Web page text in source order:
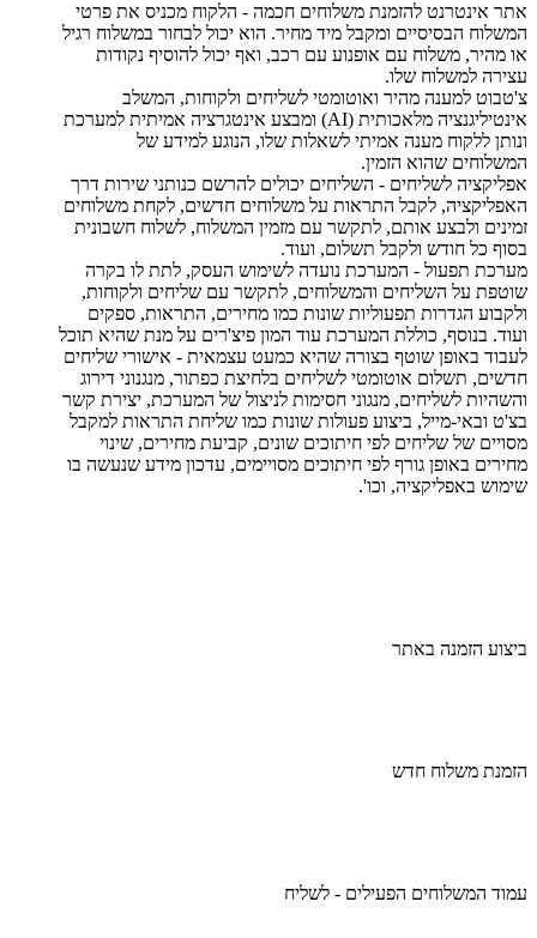
אתר אינטרנט להזמנת משלוחים חכמה - הלקוח מכניס את פרטי
המשלוח הבסיסיים ומקבל מיד מחיר. הוא יכול לבחור במשלוח רגיל
או מהיר, משלוח עם אופנוע עם רכב, ואף יכול להוסיף נקודות
עצירה למשלוח שלו.
צ'טבוט למענה מהיר ואוטומטי לשליחים ולקוחות, המשלב
אינטיליגנציה מלאכותית (AI) ומבצע אינטגרציה אמיתית למערכת
ונותן ללקוח מענה אמיתי לשאלות שלו, הנוגע למידע של
המשלוחים שהוא הזמין.
אפליקציה לשליחים - השליחים יכולים להרשם כנותני שירות דרך
האפליקציה, לקבל התראות על משלוחים חדשים, לקחת משלוחים
זמינים ולבצע אותם, לתקשר עם מזמין המשלוח, לשלוח חשבונית
בסוף כל חודש ולקבל תשלום, ועוד.
מערכת תפעול - המערכת נועדה לשימוש העסק, לתת לו בקרה
שוטפת על השליחים והמשלוחים, לתקשר עם שליחים ולקוחות,
ולקבוע הגדרות תפעוליות שונות כמו מחירים, התראות, ספקים
ועוד. בנוסף, כוללת המערכת עוד המון פיצ'רים על מנת שהיא תוכל
לעבוד באופן שוטף בצורה שהיא כמעט עצמאית - אישורי שליחים
חדשים, תשלום אוטומטי לשליחים בלחיצת כפתור, מנגנוני דירוג
והשהיות לשליחים, מנגוני חסימות לניצול של המערכת, יצירת קשר
בצ'ט ובאי-מייל, ביצוע פעולות שונות כמו שליחת התראות למקבל
מסויים של שליחים לפי חיתוכים שונים, קביעת מחירים, שינוי
מחירים באופן גורף לפי חיתוכים מסויימים, עדכון מידע שנעשה בו
שימוש באפליקציה, וכו'.
ביצוע הזמנה באתר
הזמנת משלוח חדש
עמוד המשלוחים הפעילים - לשליח